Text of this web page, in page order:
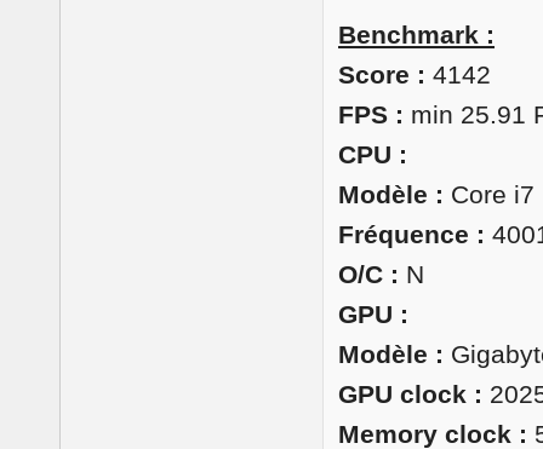
Benchmark :
Score : 4142
FPS : min 25.91
CPU :
Modèle : Core i7
Fréquence :
O/C : N
GPU :
Modèle :
GPU clock :
Memory clock :